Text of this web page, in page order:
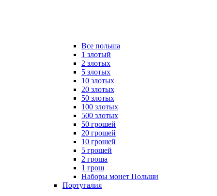
Все польша
1 злотый
2 злотых
5 злотых
10 злотых
20 злотых
50 злотых
100 злотых
500 злотых
50 грошей
20 грошей
10 грошей
5 грошей
2 гроша
1 грош
Наборы монет Польши
Португалия